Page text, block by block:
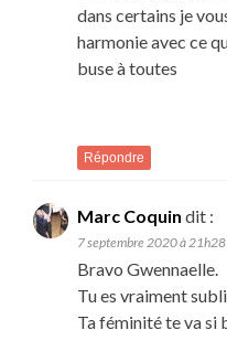
dans certains je
harmonie avec ce
buse à toutes
Répondre
Marc Coquin dit :
7 septembre 2020 à 21h28
Bravo Gwennaelle.
Tu es vraiment
Ta féminité te va si